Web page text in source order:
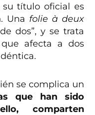
su título oficial es
Una folie à deux
dos”, y se trata
afecta a dos
se complica un
que han sido
comparten